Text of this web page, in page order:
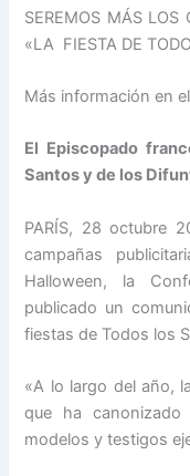
SEREMOS MÁS LOS
«LA FIESTA DE
Más información en
El Episcopado
Santos y de los
PARÍS, 28 octubre
campañas
Halloween, la
publicado un
fiestas de Todos los
«A lo largo del año,
que ha
modelos y testigos